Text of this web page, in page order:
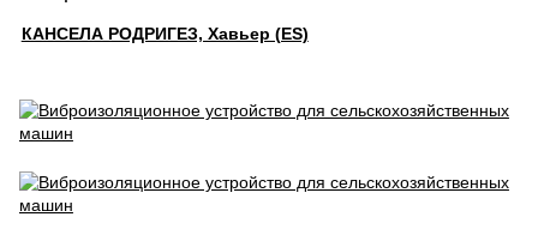
КАНСЕЛА РОДРИГЕЗ, Хавьер (ES)